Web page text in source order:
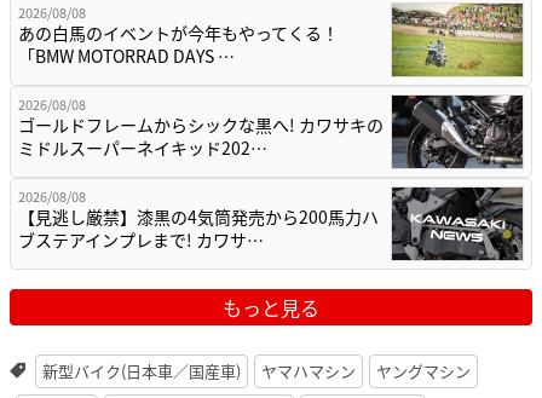
2026/08/08
あの白馬のイベントが今年もやってくる！
「BMW MOTORRAD DAYS …
2026/08/08
ゴールドフレームからシックな黒へ! カワサキの
ミドルスーパーネイキッド202…
2026/08/08
【見逃し厳禁】漆黒の4気筒発売から200馬力ハ
ブステアインプレまで! カワサ…
もっと見る
新型バイク(日本車／国産車) ヤマハマシン
ヤングマシン